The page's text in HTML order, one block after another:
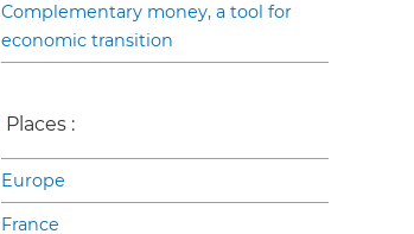
Complementary money, a tool for
economic transition
Places :
Europe
France